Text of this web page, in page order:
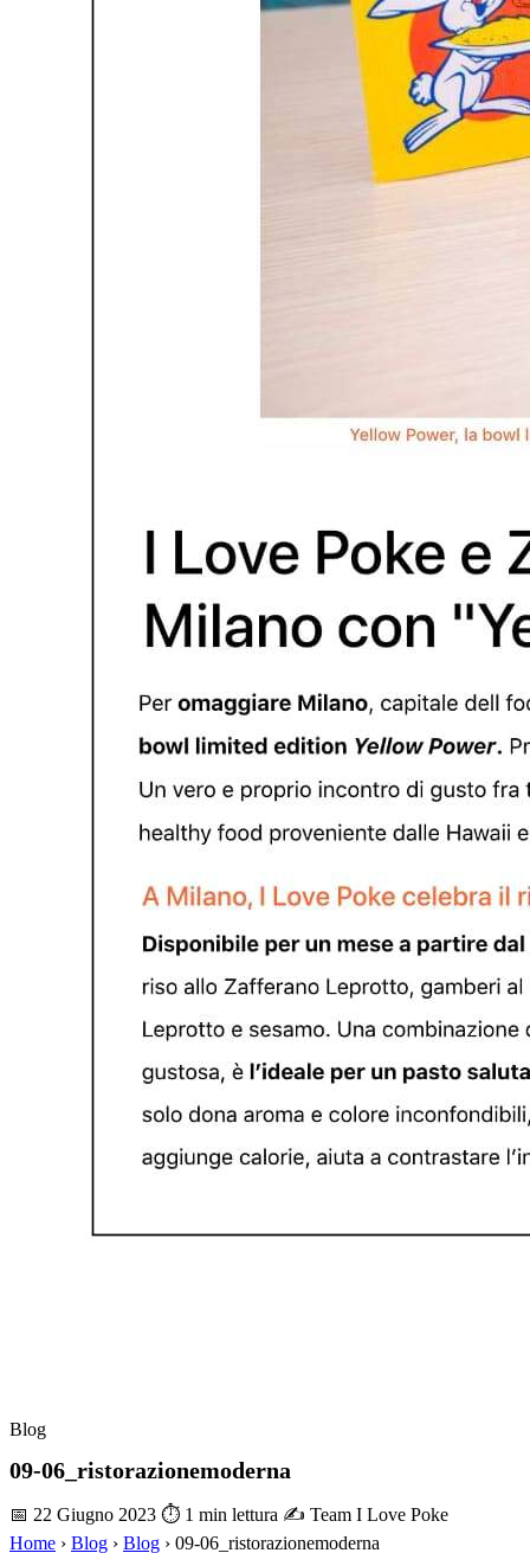
Blog
09-06_ristorazionemoderna
📅 22 Giugno 2023 ⏱ 1 min lettura ✍️ Team I Love Poke
Home › Blog › Blog › 09-06_ristorazionemoderna